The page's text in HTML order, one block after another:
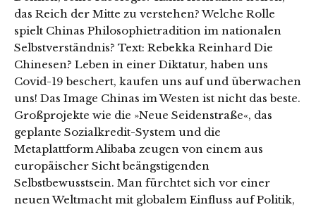
das Reich der Mitte zu verstehen? Welche Rolle
spielt Chinas Philosophietradition im nationalen
Selbstverständnis? Text: Rebekka Reinhard Die
Chinesen? Leben in einer Diktatur, haben uns
Covid-19 beschert, kaufen uns auf und überwachen
uns! Das Image Chinas im Westen ist nicht das beste.
Großprojekte wie die »Neue Seidenstraße«, das
geplante Sozialkredit-System und die
Metaplattform Alibaba zeugen von einem aus
europäischer Sicht beängstigenden
Selbstbewusstsein. Man fürchtet sich vor einer
neuen Weltmacht mit globalem Einfluss auf Politik,